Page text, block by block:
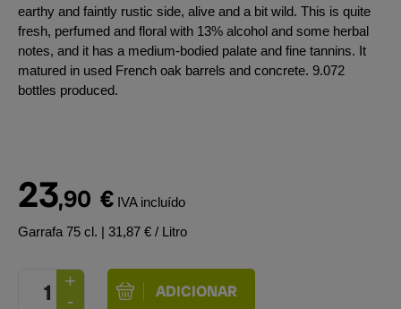
earthy and faintly rustic side, alive and a bit wild. This is quite
fresh, perfumed and floral with 13% alcohol and some herbal
notes, and it has a medium-bodied palate and fine tannins. It
matured in used French oak barrels and concrete. 9.072
bottles produced.
23,90 € IVA incluído
Garrafa 75 cl. | 31,87 € / Litro